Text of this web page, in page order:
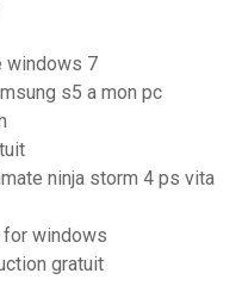
windows 7
s5 a mon pc
ninja storm 4 ps vita
for windows
gratuit